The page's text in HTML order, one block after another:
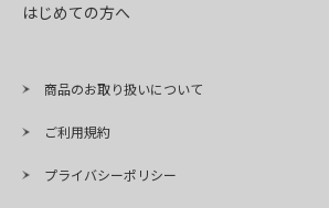
はじめての方へ
商品のお取り扱いについて
ご利用規約
プライバシーポリシー